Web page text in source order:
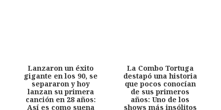
Lanzaron un éxito
gigante en los 90, se
separaron y hoy
lanzan su primera
canción en 28 años:
Así es como suena
La Combo Tortuga
destapó una historia
que pocos conocían
de sus primeros
años: Uno de los
shows más insólitos